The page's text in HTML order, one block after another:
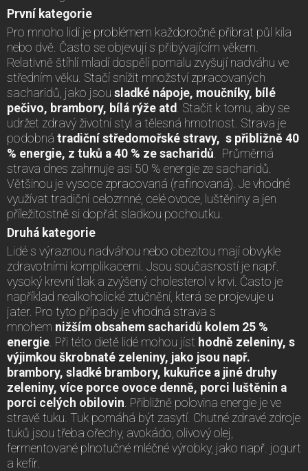
První kategorie
Pro mnoho lidí je problémem každoročně přibrat půl kila
nebo dvě. Často se objevují s přibývajícím věkem.
Relativně štíhlí mladí dospělí pomalu zvyšují nadváhu ve
středním věku. Stačí snížit množství zpracovaných
sacharidů, jako jsou sladké nápoje, moučníky, bílé
pečivo, brambory, bílá rýže atd . Stačit k tomu, aby se
udržet zdravý životní styl a tělesná hmotnost. Strava je
podobná tradiční středomořské stravy, s přibližně 40
% energie, z tuků a 40 % ze sacharidů . Průměrná
strava dnes zahrnuje asi 50 % energie ze sacharidů.
Většinou je vysoce zpracovaná (rafinovaná). Je vhodné
využívat tradiční celozrnné, celé ovoce, luštěniny a jen
příležitostně si dopřát sladkou pochoutku.
Druhá kategorie
Lidé s výraznou nadváhou nebo obezitou mají obvykle
zdravotními komplikacemi. Jsou současností je např.
vysoký krevní tlak a zvýšený cholesterol v krvi. Často je
například nealkoholické ztučnění, která se projevuje u
jater. Pro tyto případy je vhodná strava s
mnohem nižším obsahem sacharidů kolem 25 %
energie . Při této dietě lidé mohou jíst hodně zeleniny, s
výjimkou škrobnaté zeleniny, jako jsou např.
brambory, sladké brambory, kukuřice a jiné druhy
zeleniny, více porce ovoce denně, porci luštěnin a
porci celých obilovin . Přibližně polovina energie je ve
stravě tuku. Tuk pomáhá být zasytí. Chutné zdravé zdroje
tuků jsou třeba ořechy, avokádo, olivový olej,
fermentované plnotučné mléčné výrobky, jako např. jogurt
a kefír.